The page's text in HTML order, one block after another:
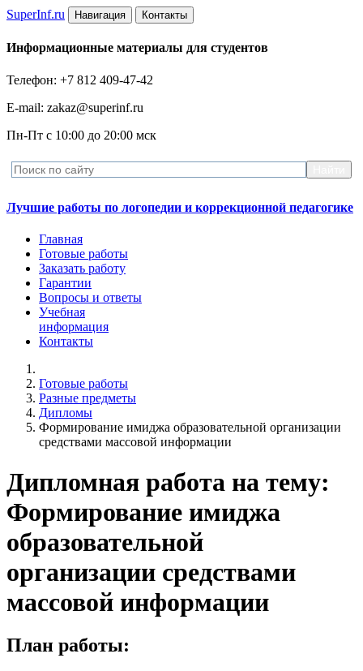
SuperInf.ru Навигация Контакты
Информационные материалы для студентов
Телефон: +7 812 409-47-42
E-mail: zakaz@superinf.ru
Пн-Пт с 10:00 до 20:00 мск
Лучшие работы по логопедии и коррекционной педагогике
Главная
Готовые работы
Заказать работу
Гарантии
Вопросы и ответы
Учебная
информация
Контакты
Готовые работы
Разные предметы
Дипломы
Формирование имиджа образовательной организации
средствами массовой информации
Дипломная работа на тему:
Формирование имиджа
образовательной
организации средствами
массовой информации
План работы: